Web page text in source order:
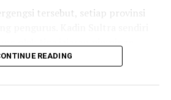
tersebut, setiap provinsi
Timbang (Ketua Kadin Sultra)
dan Vebrianti Safruddin.
READING